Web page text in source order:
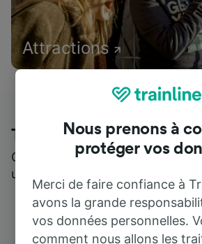
Attractions
Trainline : l'avis de nos
Qui mieux pour parler de nous,
utilisent ?
Nous prenons à
protéger vos
Merci de faire confiance à
avons la grande
vos données personnelles.
comment nous allons les